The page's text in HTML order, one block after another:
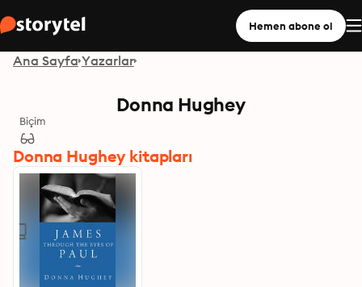
Hemen abone ol
Ana Sayfa Yazarlar
Donna Hughey
Biçim
Donna Hughey kitapları